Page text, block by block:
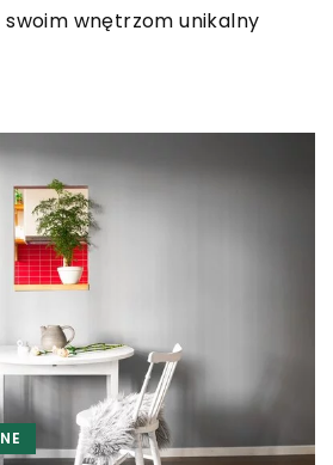
wnętrzom unikalny